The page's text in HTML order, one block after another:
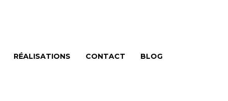
RÉALISATIONS CONTACT BLOG